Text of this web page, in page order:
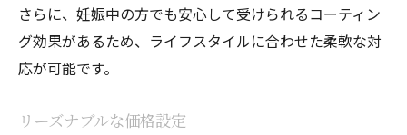
さらに、妊娠中の方でも安心して受けられるコーティン
グ効果があるため、ライフスタイルに合わせた柔軟な対
応が可能です。
リーズナブルな価格設定